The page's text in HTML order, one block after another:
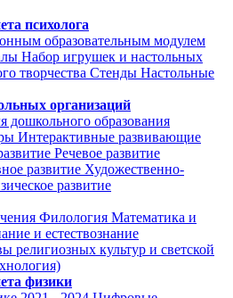
психолога
образовательным модулем
Набор игрушек и настольных
творчества Стенды Настольные
организаций
дошкольного образования
Интерактивные развивающие
Речевое развитие
развитие Художественно-
развитие
Филология Математика и
и естествознание
религиозных культур и светской
физики